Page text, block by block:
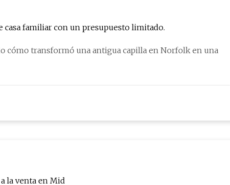
casa familiar con un presupuesto limitado.
cómo transformó una antigua capilla en Norfolk en una
a la venta en Mid